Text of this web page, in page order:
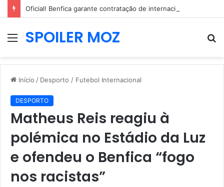
MenuSPOILER MOZ
Início / Desporto / Futebol Internacional
DESPORTO
Matheus Reis reagiu à
polémica no Estádio da Luz
e ofendeu o Benfica “fogo
nos racistas”